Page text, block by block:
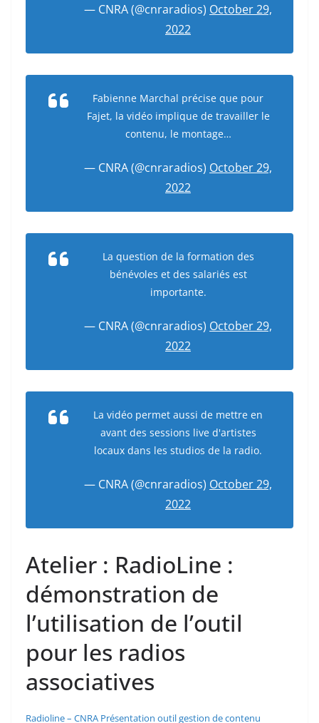
— CNRA (@cnraradios) October 29,
2022
Fabienne Marchal précise que pour
Fajet, la vidéo implique de travailler le
contenu, le montage…
— CNRA (@cnraradios) October 29,
2022
La question de la formation des
bénévoles et des salariés est
importante.
— CNRA (@cnraradios) October 29,
2022
La vidéo permet aussi de mettre en
avant des sessions live d'artistes
locaux dans les studios de la radio.
— CNRA (@cnraradios) October 29,
2022
Atelier : RadioLine :
démonstration de
l’utilisation de l’outil
pour les radios
associatives
Radioline – CNRA Présentation outil gestion de contenu